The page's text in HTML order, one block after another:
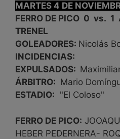
MARTES 4 DE
FERRO DE PICO 0 vs. 1
TRENEL
GOLEADORES: Nicolás
INCIDENCIAS:
EXPULSADOS:
ÁRBITRO: Mario
ESTADIO: "El Coloso"
FERRO DE PICO:
HEBER PEDERNERA-